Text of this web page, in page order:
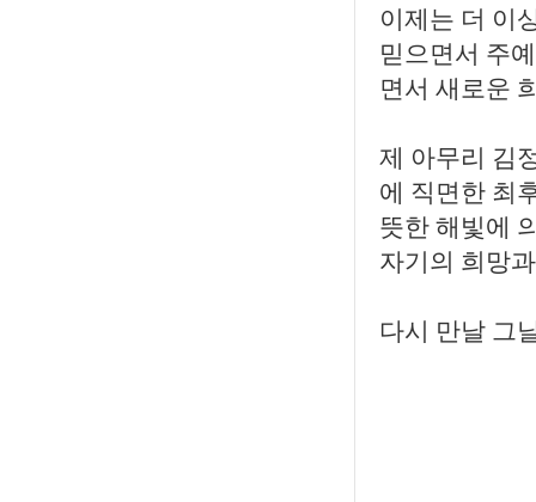
이제는 더 이
믿으면서 주
면서 새로운
제 아무리 김
에 직면한 최
뜻한 해빛에
자기의 희망
다시 만날 그